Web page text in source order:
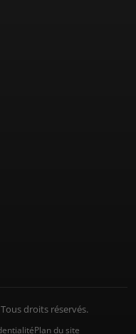
droits réservés.
Plan du site